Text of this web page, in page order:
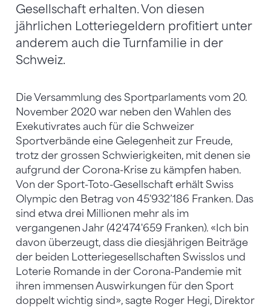
Gesellschaft erhalten. Von diesen
jährlichen Lotteriegeldern profitiert unter
anderem auch die Turnfamilie in der
Schweiz.
Die Versammlung des Sportparlaments vom 20.
November 2020 war neben den Wahlen des
Exekutivrates auch für die Schweizer
Sportverbände eine Gelegenheit zur Freude,
trotz der grossen Schwierigkeiten, mit denen sie
aufgrund der Corona-Krise zu kämpfen haben.
Von der Sport-Toto-Gesellschaft erhält Swiss
Olympic den Betrag von 45'932’186 Franken. Das
sind etwa drei Millionen mehr als im
vergangenen Jahr (42'474'659 Franken). «Ich bin
davon überzeugt, dass die diesjährigen Beiträge
der beiden Lotteriegesellschaften Swisslos und
Loterie Romande in der Corona-Pandemie mit
ihren immensen Auswirkungen für den Sport
doppelt wichtig sind», sagte Roger Hegi, Direktor